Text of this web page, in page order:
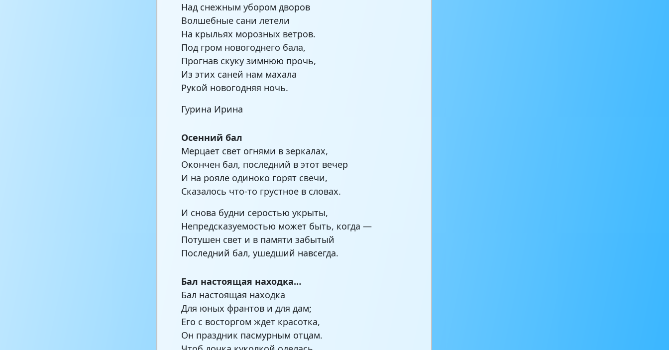
Над снежным убором дворов
Волшебные сани летели
На крыльях морозных ветров.
Под гром новогоднего бала,
Прогнав скуку зимнюю прочь,
Из этих саней нам махала
Рукой новогодняя ночь.
Гурина Ирина
Осенний бал
Мерцает свет огнями в зеркалах,
Окончен бал, последний в этот вечер
И на рояле одиноко горят свечи,
Сказалось что-то грустное в словах.
И снова будни серостью укрыты,
Непредсказуемостью может быть, когда —
Потушен свет и в памяти забытый
Последний бал, ушедший навсегда.
Бал настоящая находка…
Бал настоящая находка
Для юных франтов и для дам;
Его с восторгом ждет красотка,
Он праздник пасмурным отцам.